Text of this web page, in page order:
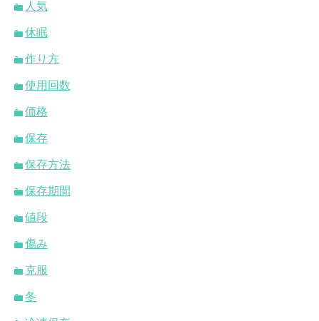
人気
休眠
作り方
使用回数
価格
保存
保存方法
保存期間
値段
傷み
克服
冬